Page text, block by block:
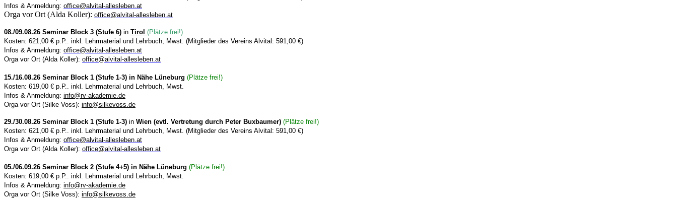
Infos & Anmeldung: office@alvital-allesleben.at
Orga vor Ort (Alda Koller): office@alvital-allesleben.at
08./09.08.26 Seminar Block 3 (Stufe 6) in Tirol (Plätze frei!)
Kosten: 621,00 € p.P.. inkl. Lehrmaterial und Lehrbuch, Mwst. (Mitglieder des Vereins Alvital: 591,00 €)
Infos & Anmeldung: office@alvital-allesleben.at
Orga vor Ort (Alda Koller): office@alvital-allesleben.at
15./16.08.26 Seminar Block 1 (Stufe 1-3) in Nähe Lüneburg (Plätze frei!)
Kosten: 619,00 € p.P.. inkl. Lehrmaterial und Lehrbuch, Mwst.
Infos & Anmeldung: info@rv-akademie.de
Orga vor Ort (Silke Voss): info@silkevoss.de
29./30.08.26 Seminar Block 1 (Stufe 1-3) in Wien (evtl. Vertretung durch Peter Buxbaumer) (Plätze frei!)
Kosten: 621,00 € p.P.. inkl. Lehrmaterial und Lehrbuch, Mwst. (Mitglieder des Vereins Alvital: 591,00 €)
Infos & Anmeldung: office@alvital-allesleben.at
Orga vor Ort (Alda Koller): office@alvital-allesleben.at
05./06.09.26 Seminar Block 2 (Stufe 4+5) in Nähe Lüneburg (Plätze frei!)
Kosten: 619,00 € p.P.. inkl. Lehrmaterial und Lehrbuch, Mwst.
Infos & Anmeldung: info@rv-akademie.de
Orga vor Ort (Silke Voss): info@silkevoss.de